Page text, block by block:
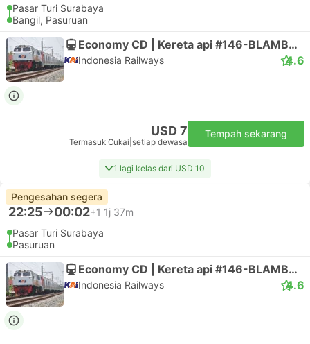
Pasar Turi Surabaya
Bangil, Pasuruan
Economy CD | Kereta api #146-BLAMBANGAN EKSPRES
Indonesia Railways 4.6
USD 7
Termasuk Cukai setiap dewasa
Tempah sekarang
1 lagi kelas dari USD 10
Pengesahan segera
22:25 00:02+1 1j 37m
Pasar Turi Surabaya
Pasuruan
Economy CD | Kereta api #146-BLAMBANGAN EKSPRES
Indonesia Railways 4.6